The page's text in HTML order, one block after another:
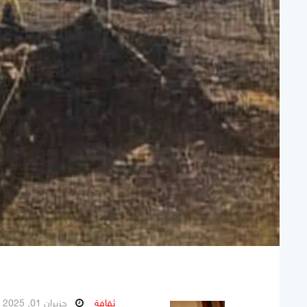
ثقافة حزيران 01, 2025